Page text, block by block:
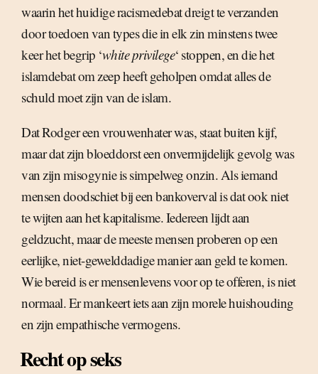
waarin het huidige racismedebat dreigt te verzanden
door toedoen van types die in elk zin minstens twee
keer het begrip ‘white privilege‘ stoppen, en die het
islamdebat om zeep heeft geholpen omdat alles de
schuld moet zijn van de islam.
Dat Rodger een vrouwenhater was, staat buiten kijf,
maar dat zijn bloeddorst een onvermijdelijk gevolg was
van zijn misogynie is simpelweg onzin. Als iemand
mensen doodschiet bij een bankoverval is dat ook niet
te wijten aan het kapitalisme. Iedereen lijdt aan
geldzucht, maar de meeste mensen proberen op een
eerlijke, niet-gewelddadige manier aan geld te komen.
Wie bereid is er mensenlevens voor op te offeren, is niet
normaal. Er mankeert iets aan zijn morele huishouding
en zijn empathische vermogens.
Recht op seks